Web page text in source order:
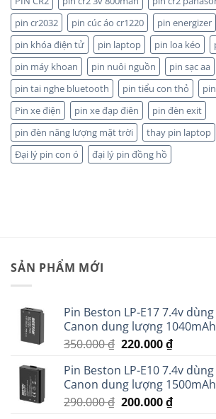
CHÍNH
HÃNG
pin cr2032
pin cúc áo cr1220 pin energizer
pin khóa điện tử
pin laptop pin loa kéo
pin máy khoan
pin nuôi nguồn
pin sạc aa
pin tai nghe bluetooth
pin tiểu con thỏ
Pin xe điện
pin xe đạp điên
pin đèn exit
pin đèn năng lượng mặt trời
thay pin laptop
Đại lý pin con ó
đại lý pin đồng hồ
SẢN PHẨM MỚI
Pin Beston LP-E17 7.4v
Canon dung lượng 1040mAh
350.000₫ Giá
là:
350.000 ₫.
220.000₫Giá
tại
là:
220.000
Pin Beston LP-E10 7.4v
Canon dung lượng 1500mAh
290.000₫ Giá
200.000₫Giá